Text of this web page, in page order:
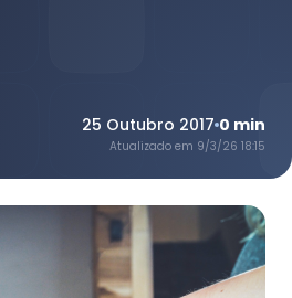
25 Outubro 2017 0 min
Atualizado em 9/3/26 18:15